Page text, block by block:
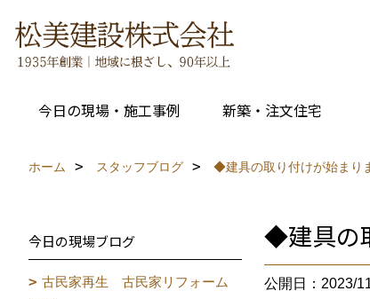
今日の現場・施工事例 新築・注文住宅
ホーム スタッフブログ ◆建具の取り付けが始まり
◆建具の
公開日：2023/
今日の現場ブログ
古民家再生 古民家リフォーム